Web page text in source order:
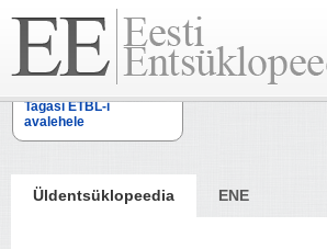
Tagasi ETBL-i
avalehele
Üldentsüklopeedia ENE